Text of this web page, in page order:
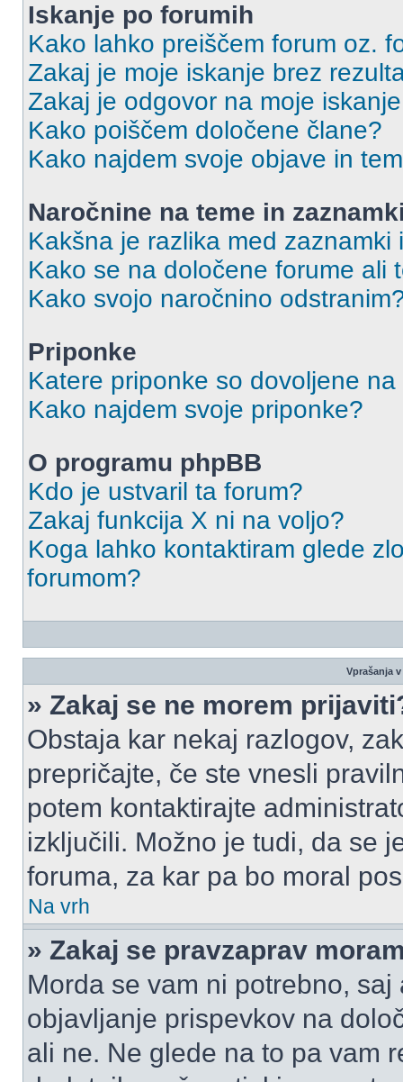
Iskanje po forumih
Kako lahko preiščem forum oz.
Zakaj je moje iskanje brez
Zakaj je odgovor na moje
Kako poiščem določene člane?
Kako najdem svoje objave in
Naročnine na teme in
Kakšna je razlika med
Kako se na določene forume ali
Kako svojo naročnino
Priponke
Katere priponke so dovoljene
Kako najdem svoje priponke?
O programu phpBB
Kdo je ustvaril ta forum?
Zakaj funkcija X ni na voljo?
Koga lahko kontaktiram glede
forumom?
Vprašanja
» Zakaj se ne morem
Obstaja kar nekaj razlogov,
prepričajte, če ste vnesli
potem kontaktirajte
izključili. Možno je tudi, da se
foruma, za kar pa bo moral
Na vrh
» Zakaj se pravzaprav
Morda se vam ni potrebno,
objavljanje prispevkov na
ali ne. Ne glede na to pa vam